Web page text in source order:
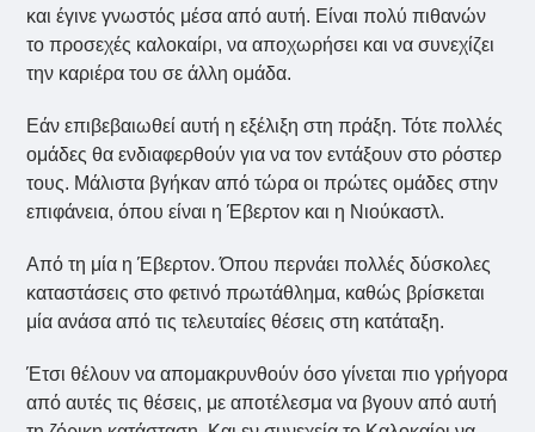
και έγινε γνωστός μέσα από αυτή. Είναι πολύ πιθανών
το προσεχές καλοκαίρι, να αποχωρήσει και να συνεχίζει
την καριέρα του σε άλλη ομάδα.
Εάν επιβεβαιωθεί αυτή η εξέλιξη στη πράξη. Τότε πολλές
ομάδες θα ενδιαφερθούν για να τον εντάξουν στο ρόστερ
τους. Μάλιστα βγήκαν από τώρα οι πρώτες ομάδες στην
επιφάνεια, όπου είναι η Έβερτον και η Νιούκαστλ.
Από τη μία η Έβερτον. Όπου περνάει πολλές δύσκολες
καταστάσεις στο φετινό πρωτάθλημα, καθώς βρίσκεται
μία ανάσα από τις τελευταίες θέσεις στη κατάταξη.
Έτσι θέλουν να απομακρυνθούν όσο γίνεται πιο γρήγορα
από αυτές τις θέσεις, με αποτέλεσμα να βγουν από αυτή